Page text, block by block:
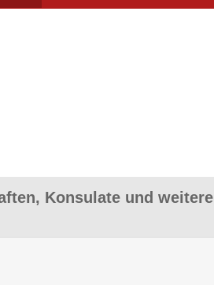
Konsulate und weitere